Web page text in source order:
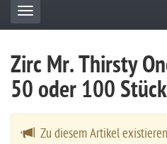
Toggle navigation
Zirc Mr. Thirsty
50 oder 100 Stück
Zu diesem Artikel